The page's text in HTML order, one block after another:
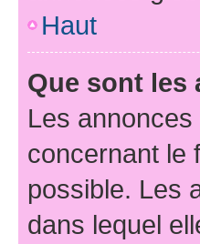
Haut
Que sont les
Les
concernant le
possible. Les
dans lequel